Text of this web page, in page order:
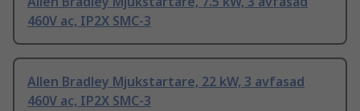
460V ac, IP2X SMC-3
Allen Bradley Mjukstartare, 22 kW, 3 avfasad
460V ac, IP2X SMC-3